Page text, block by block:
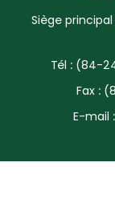
Siège principal
Tél : (84-
Fax :
E-mail :